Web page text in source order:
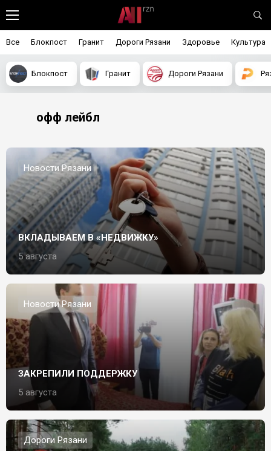
Все Блокпост Гранит Дороги Рязани Здоровье Культура
Блокпост Гранит Дороги Рязани
офф лейбл
Новости Рязани
ВКЛАДЫВАЕМ В «НЕДВИЖКУ»
5 августа
Новости Рязани
ЗАКРЕПИЛИ ПОДДЕРЖКУ
5 августа
Дороги Рязани